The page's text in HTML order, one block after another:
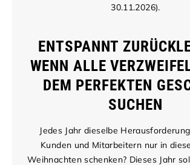
30.11.2026).
ENTSPANNT
WENN ALLE
DEM PERFEKTEN
SUCHEN
Jedes Jahr dieselbe
Kunden und Mitarbeitern nur in
Weihnachten schenken? Dieses Jahr